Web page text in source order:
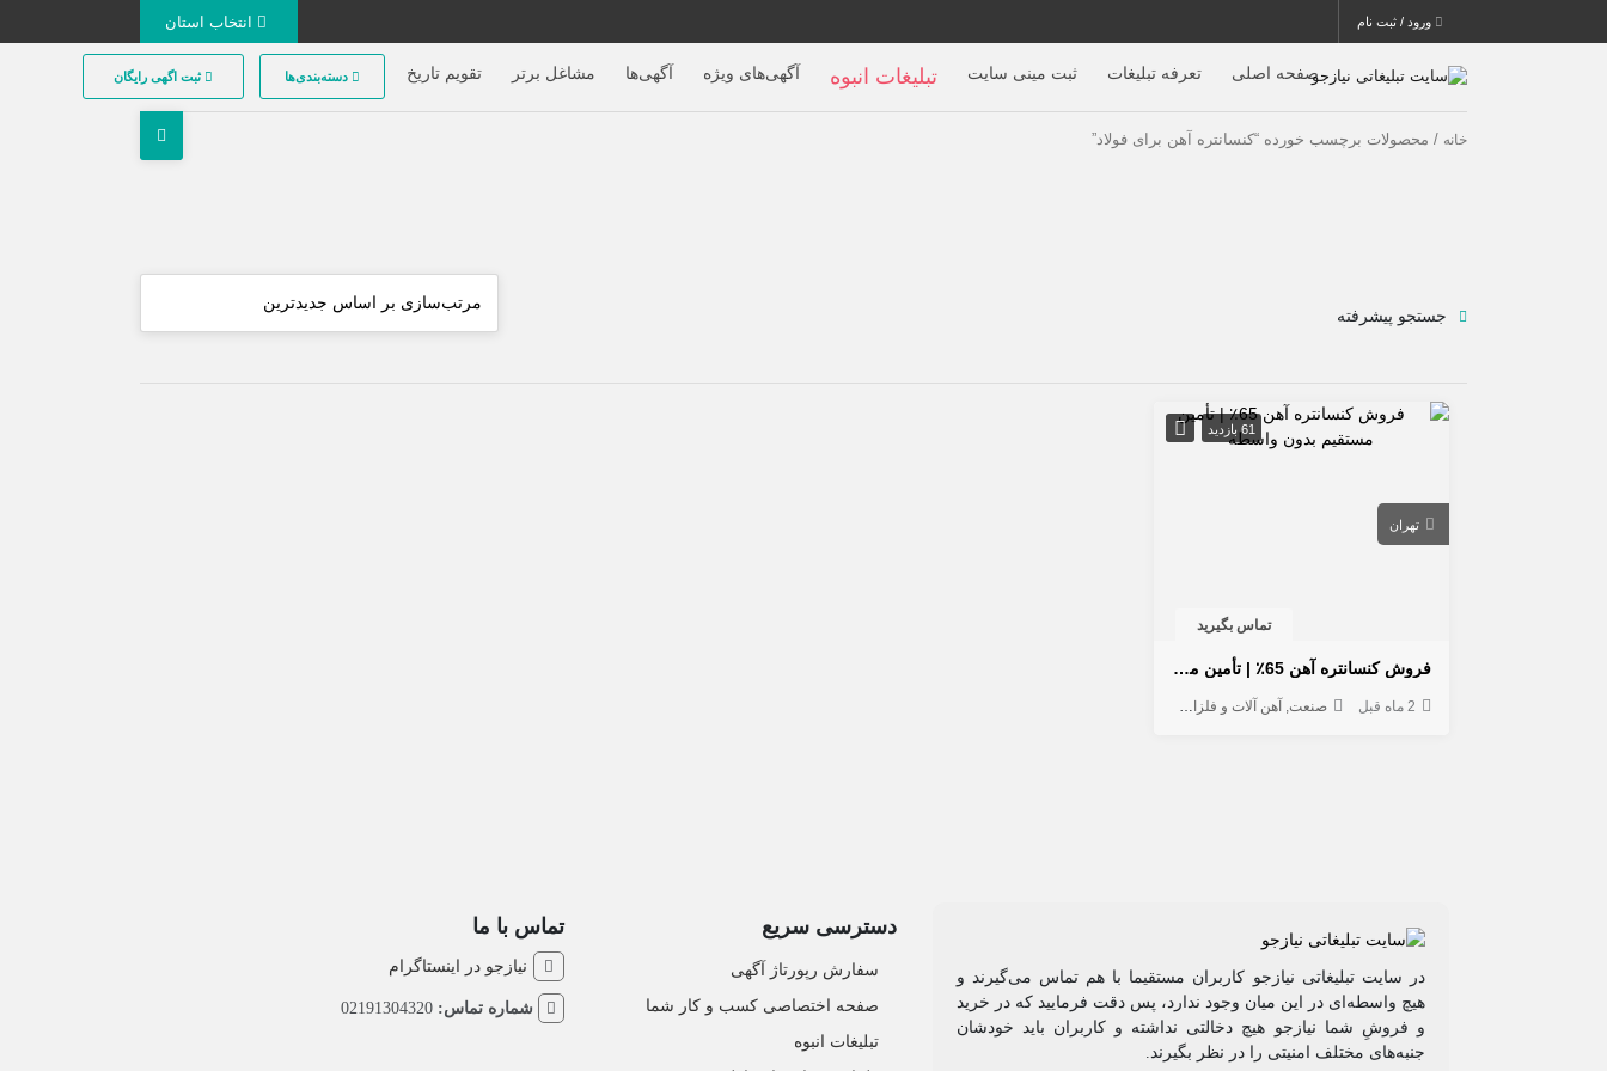
ورود / ثبت نام
صفحه اصلی تعرفه تبلیغات ثبت مینی سایت تبلیغات انبوه آگهی‌های ویژه آگهی‌ها مشاغل برتر تقویم تاریخ دسته‌بندی‌ها ثبت اگهی رایگان
خانه / محصولات برچسب خورده “کنسانتره آهن برای فولاد”
جستجو پیشرفته
61 بازدید
تهران
تماس بگیرید
فروش کنسانتره آهن 65٪ | تأمین مستقیم بدون واسطه
2 ماه قبل صنعت آهن آلات و فلزات
در سایت تبلیغاتی نیازجو کاربران مستقیما با هم تماس می‌گیرند و
هیچ واسطه‌ای در این میان وجود ندارد، پس دقت فرمایید که در خرید
و فروشِ شما نیازجو هیچ دخالتی نداشته و کاربران باید خودشان
جنبه‌های مختلف امنیتی را در نظر بگیرند.
دسترسی سریع
سفارش رپورتاژ آگهی
صفحه اختصاصی کسب و کار شما
تبلیغات انبوه
تماس با ما
نیازجو در اینستاگرام
شماره تماس: 02191304320